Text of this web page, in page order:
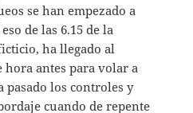
se han empezado a
de las 6.15 de la
ha llegado al
antes para volar a
pasado los controles y
cuando de repente